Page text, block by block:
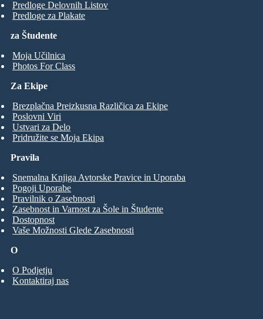
za Študente
Moja Učilnica
Photos For Class
Predloge Delovnih Listov
Predloge za Plakate
Za Ekipe
Brezplačna Preizkusna Različica za Ekipe
Poslovni Viri
Ustvari za Delo
Pridružite se Moja Ekipa
O
O Podjetju
Kontaktiraj nas
Pravila
Snemalna Knjiga Avtorske Pravice in Uporaba
Pogoji Uporabe
Pravilnik o Zasebnosti
Zasebnost in Varnost za Šole in Študente
Dostopnost
Vaše Možnosti Glede Zasebnosti